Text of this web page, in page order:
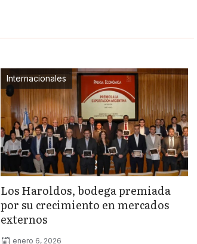
Internacionales
Los Haroldos, bodega premiada
por su crecimiento en mercados
externos
enero 6, 2026